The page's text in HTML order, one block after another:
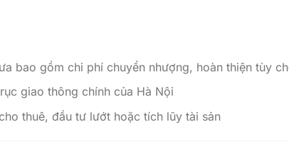
bao gồm chi phí chuyển nhượng, hoàn thiện tùy
giao thông chính của Hà Nội
thuê, đầu tư lướt hoặc tích lũy tài sản